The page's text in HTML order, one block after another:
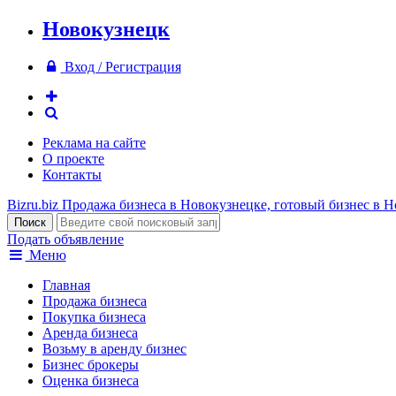
Новокузнецк
Вход / Регистрация
Реклама на сайте
О проекте
Контакты
Bizru.biz Продажа бизнеса в Новокузнецке, готовый бизнес в
Подать объявление
Меню
Главная
Продажа бизнеса
Покупка бизнеса
Аренда бизнеса
Возьму в аренду бизнес
Бизнес брокеры
Оценка бизнеса